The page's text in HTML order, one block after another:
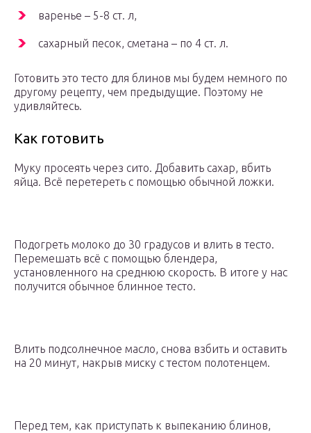
варенье – 5-8 ст. л,
сахарный песок, сметана – по 4 ст. л.
Готовить это тесто для блинов мы будем немного по
другому рецепту, чем предыдущие. Поэтому не
удивляйтесь.
Как готовить
Муку просеять через сито. Добавить сахар, вбить
яйца. Всё перетереть с помощью обычной ложки.
Подогреть молоко до 30 градусов и влить в тесто.
Перемешать всё с помощью блендера,
установленного на среднюю скорость. В итоге у нас
получится обычное блинное тесто.
Влить подсолнечное масло, снова взбить и оставить
на 20 минут, накрыв миску с тестом полотенцем.
Перед тем, как приступать к выпеканию блинов,